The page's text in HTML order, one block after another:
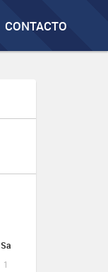
CONTACTO
Sa
1